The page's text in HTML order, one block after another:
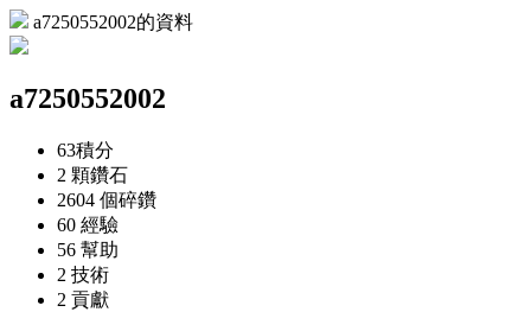
a7250552002的資料
a7250552002
63積分
2 顆鑽石
2604 個碎鑽
60 經驗
56 幫助
2 技術
2 貢獻